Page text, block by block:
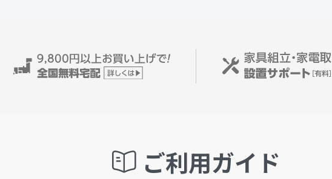
ご利用ガイド